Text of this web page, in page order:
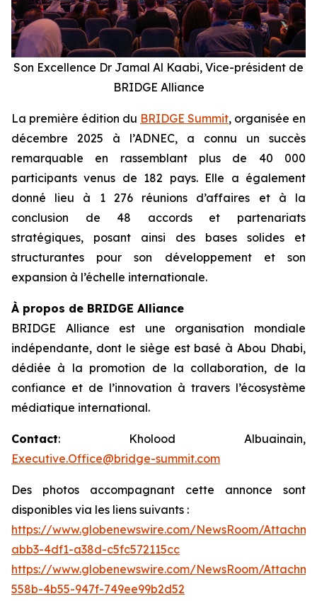
Son Excellence Dr Jamal Al Kaabi, Vice-président de
BRIDGE Alliance
La première édition du BRIDGE Summit, organisée en
décembre 2025 à l’ADNEC, a connu un succès
remarquable en rassemblant plus de 40 000
participants venus de 182 pays. Elle a également
donné lieu à 1 276 réunions d’affaires et à la
conclusion de 48 accords et partenariats
stratégiques, posant ainsi des bases solides et
structurantes pour son développement et son
expansion à l’échelle internationale.
À propos de BRIDGE Alliance
BRIDGE Alliance est une organisation mondiale
indépendante, dont le siège est basé à Abou Dhabi,
dédiée à la promotion de la collaboration, de la
confiance et de l’innovation à travers l’écosystème
médiatique international.
Contact: Kholood Albuainain,
Executive.Office@bridge-summit.com
Des photos accompagnant cette annonce sont
disponibles via les liens suivants :
https://www.globenewswire.com/NewsRoom/
abb3-4df1-a38d-c5fc572115cc
https://www.globenewswire.com/NewsRoom/
558b-4b55-947f-749ee99b2d52